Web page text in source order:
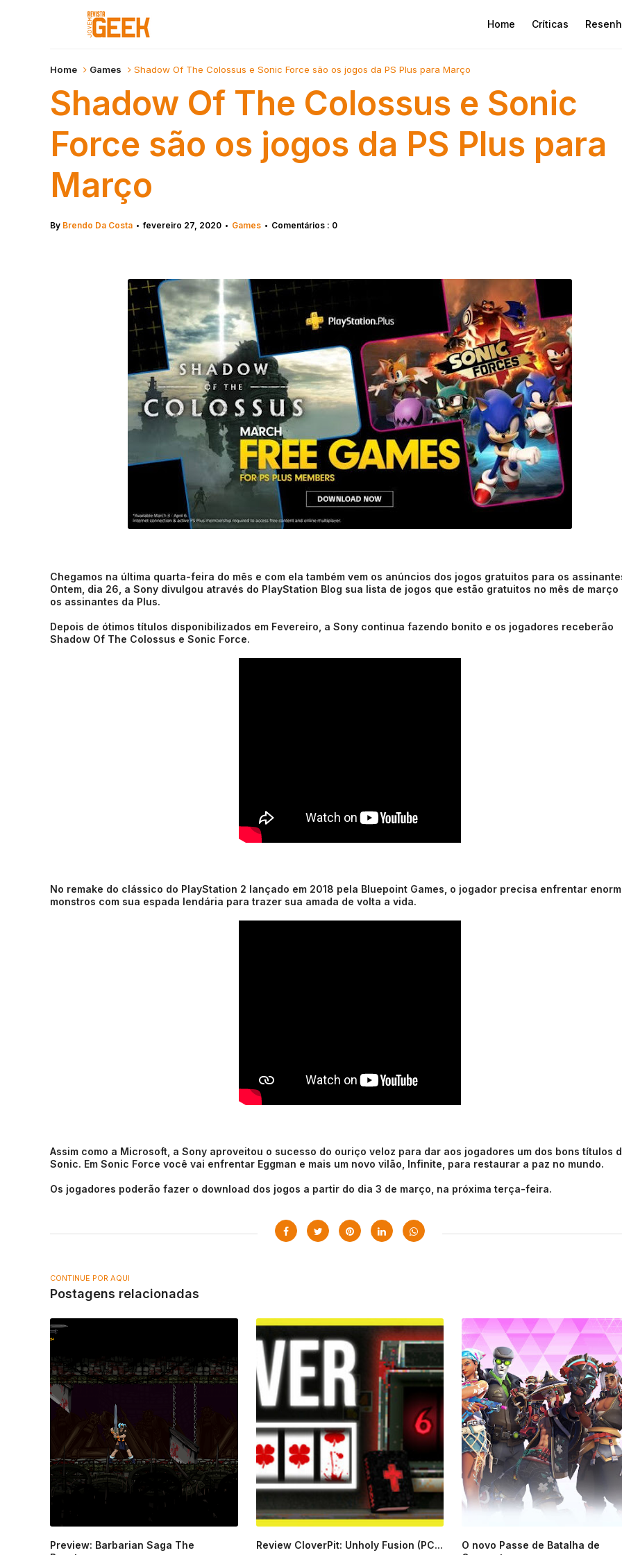
Home Críticas
Home Games Shadow Of The Colossus e Sonic Force são os jogos da PS Plus para Março
Shadow Of The Colossus e Sonic
Force são os jogos da PS Plus para
Março
By Brendo Da Costa • fevereiro 27, 2020 • Games • Comentários : 0
Chegamos na última quarta-feira do mês e com ela também vem os anúncios dos jogos gratuitos para os
Ontem, dia 26, a Sony divulgou através do PlayStation Blog sua lista de jogos que estão gratuitos no mês de março
os assinantes da Plus.
Depois de ótimos títulos disponibilizados em Fevereiro, a Sony continua fazendo bonito e os jogadores receberão
Shadow Of The Colossus e Sonic Force.
No remake do clássico do PlayStation 2 lançado em 2018 pela Bluepoint Games, o jogador precisa enfrentar
monstros com sua espada lendária para trazer sua amada de volta a vida.
Assim como a Microsoft, a Sony aproveitou o sucesso do ouriço veloz para dar aos jogadores um dos bons títulos
Sonic. Em Sonic Force você vai enfrentar Eggman e mais um novo vilão, Infinite, para restaurar a paz no mundo.
Os jogadores poderão fazer o download dos jogos a partir do dia 3 de março, na próxima terça-feira.
CONTINUE POR AQUI
Postagens relacionadas
Preview: Barbarian Saga The
Review CloverPit: Unholy Fusion (PC...
O novo Passe de Batalha de